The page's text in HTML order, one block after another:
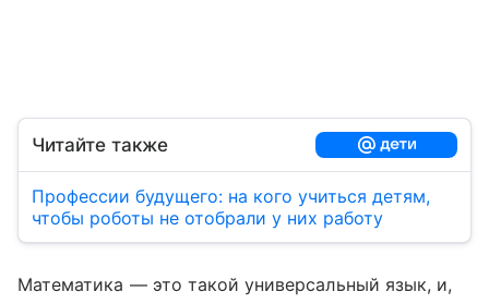
Читайте также
Профессии будущего: на кого учиться детям,
чтобы роботы не отобрали у них работу
Математика — это такой универсальный язык, и,